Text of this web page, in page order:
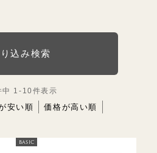
込み検索
中 1 - 10件表示
安い順 価格が高い順
BASIC